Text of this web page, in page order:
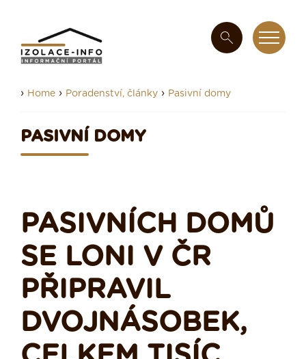
› Home › Poradenství, články › Pasivní domy
PASIVNÍ DOMY
PASIVNÍCH DOMŮ
SE LONI V ČR
PŘIPRAVIL
DVOJNÁSOBEK,